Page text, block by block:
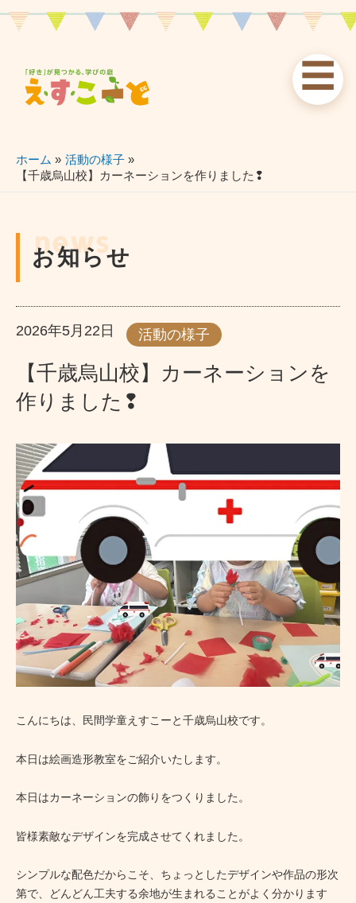
☰
お知らせ
news
えすこーと 各校案内
schools
ホーム
活動の様子
【千歳烏山校】カーネーションを作りました❢
news
お知らせ
2026年5月22日 活動の様子
【千歳烏山校】カーネーションを
作りました❢
こんにちは、民間学童えすこーと千歳烏山校です。
本日は絵画造形教室をご紹介いたします。
本日はカーネーションの飾りをつくりました。
皆様素敵なデザインを完成させてくれました。
シンプルな配色だからこそ、ちょっとしたデザインや作品の形次
第で、どんどん工夫する余地が生まれることがよく分かります